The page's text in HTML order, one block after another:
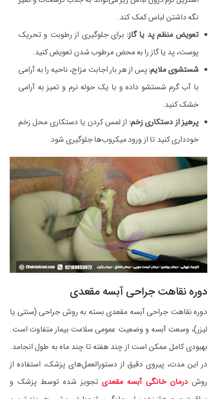
نگه داشتن لباس کمک کند.
تعویض منظم پد یا گاز: برای جلوگیری از رطوبت و تحریک
پوست، پد یا گاز را به محض مرطوب شدن تعویض کنید.
شستشوی ملایم:پس از هر بار اجابت مزاج، ناحیه را به آرامی
با آب گرم شستشو داده و با یک حوله نرم و تمیز به آرامی
خشک کنید.
پرهیز از دستکاری زخم: از لمس کردن یا دستکاری محل زخم
خودداری کنید تا از ورود میکروب‌ها جلوگیری شود.
دوره نقاهت جراحی آبسه مقعدی
دوره نقاهت جراحی آبسه مقعدی بسته به روش جراحی (سنتی یا
لیزر)، وسعت آبسه و وضعیت عمومی سلامت بیمار متفاوت است.
بهبودی کامل ممکن است از چند هفته تا چند ماه به طول انجامد.
در این مدت، پیروی دقیق از دستورالعمل‌های پزشک، استفاده از
روش درمان خانگی آبسه مقعدیتجویز شده توسط پزشک و